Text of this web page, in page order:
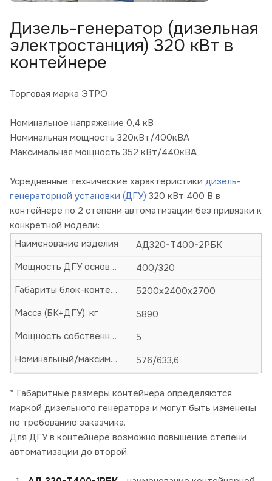
Дизель-генератор (дизельная
электростанция) 320 кВт в
контейнере
Торговая марка ЭТРО
Номинальное напряжение 0,4 кВ
Номинальная мощность 320кВт/400кВА
Максимальная мощность 352 кВт/440кВА
Усредненные технические характеристики дизель-
генераторной установки (ДГУ) 320 кВт 400 В в
контейнере по 2 степени автоматизации без привязки к
конкретной модели:
АД320-Т400-2РБК
Наименование изделия
400/320
Мощность ДГУ основная (кВА/кВт)
5200х2400х2700
Габариты блок-контейнера (БК)-ДхШхВ, мм
5890
Масса (БК+ДГУ), кг
5
Мощность собственных нужд, кВт
576/633,6
Номинальный/максимальный ток, А
* Габаритные размеры контейнера определяются
маркой дизельного генератора и могут быть изменены
по требованию заказчика.
Для ДГУ в контейнере возможно повышение степени
автоматизации до второй.